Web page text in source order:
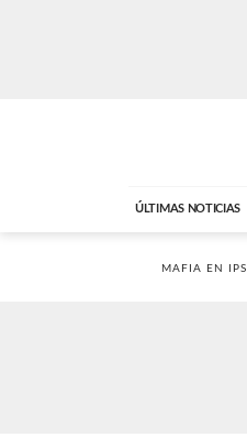
ÚLTIMAS NOTICIAS
MAFIA EN IPS